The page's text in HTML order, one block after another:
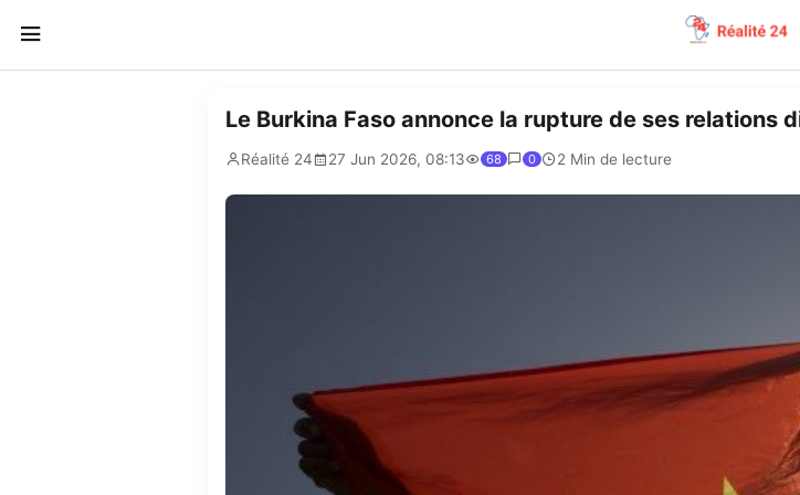
Le Burkina Faso annonce la rupture de ses relations
Réalité 24 27 Jun 2026, 08:13 68 0 2 Min de lecture